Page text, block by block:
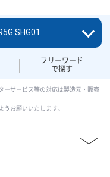
フリーワード
で探す
SHG01
ーサービス等の対応は製造元・販売
お願いいたします。